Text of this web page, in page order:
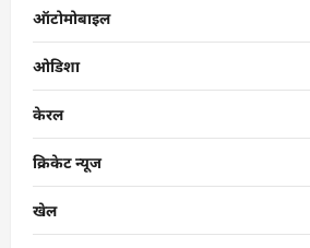
ऑटोमोबाइल
ओडिशा
केरल
क्रिकेट न्यूज
खेल